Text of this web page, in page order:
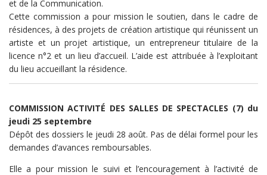
et de la Communication.
Cette commission a pour mission le soutien, dans le cadre de
résidences, à des projets de création artistique qui réunissent un
artiste et un projet artistique, un entrepreneur titulaire de la
licence n°2 et un lieu d’accueil. L’aide est attribuée à l’exploitant
du lieu accueillant la résidence.
COMMISSION ACTIVITÉ DES SALLES DE SPECTACLES (7) du
jeudi 25 septembre
Dépôt des dossiers le jeudi 28 août. Pas de délai formel pour les
demandes d’avances remboursables.
Elle a pour mission le suivi et l’encouragement à l’activité de